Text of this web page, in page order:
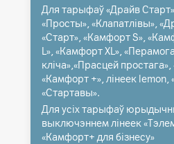
Для тарыфаў «Драйв
«Просты», «Клапатлівы»,
«Старт», «Камфорт S»,
L», «Камфорт XL»,
кліча»,«Прасцей
«Камфорт +», лінеек lemon,
«Стартавы».
Для усіх тарыфаў
выключэннем лінеек
«Камфорт+ для бізнесу»